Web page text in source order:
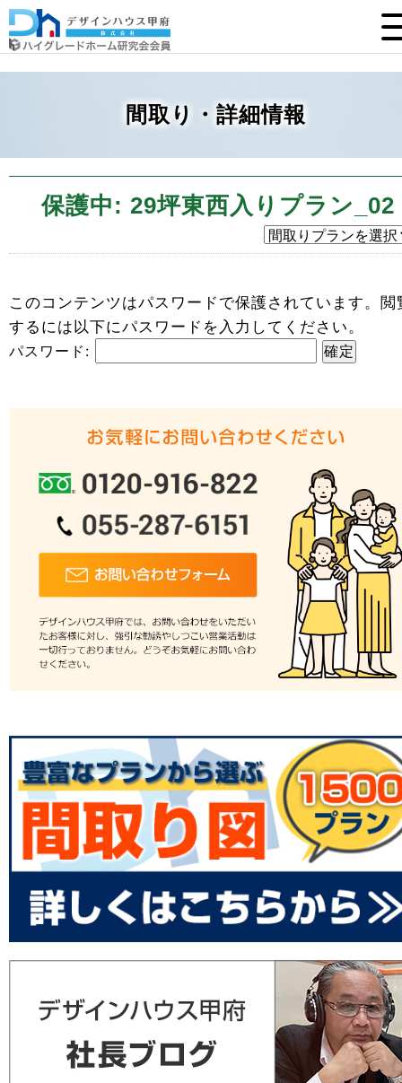
間取り・詳細情報
保護中: 29坪東西入りプラン_02
このコンテンツはパスワードで保護されています。閲
するには以下にパスワードを入力してください。
パスワード: